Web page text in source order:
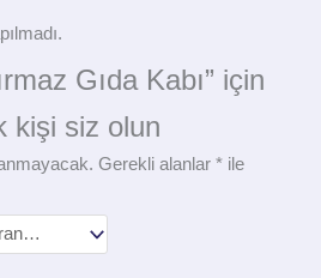
Gıda Kabı” için
kişi siz olun
Gerekli alanlar * ile